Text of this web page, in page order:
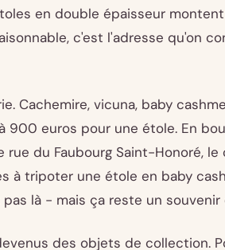
en double épaisseur
c'est l'adresse qu'on
Cachemire, vicuna, baby
900 euros pour une étole. En
rue du Faubourg Saint-Honoré,
à tripoter une étole en baby
là - mais ça reste un
des objets de collection.